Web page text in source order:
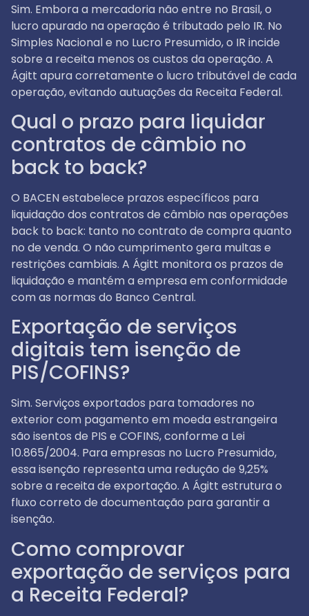
Sim. Embora a mercadoria não entre no Brasil, o
lucro apurado na operação é tributado pelo IR. No
Simples Nacional e no Lucro Presumido, o IR incide
sobre a receita menos os custos da operação. A
Ágitt apura corretamente o lucro tributável de cada
operação, evitando autuações da Receita Federal.
Qual o prazo para liquidar
contratos de câmbio no
back to back?
O BACEN estabelece prazos específicos para
liquidação dos contratos de câmbio nas operações
back to back: tanto no contrato de compra quanto
no de venda. O não cumprimento gera multas e
restrições cambiais. A Ágitt monitora os prazos de
liquidação e mantém a empresa em conformidade
com as normas do Banco Central.
Exportação de serviços
digitais tem isenção de
PIS/COFINS?
Sim. Serviços exportados para tomadores no
exterior com pagamento em moeda estrangeira
são isentos de PIS e COFINS, conforme a Lei
10.865/2004. Para empresas no Lucro Presumido,
essa isenção representa uma redução de 9,25%
sobre a receita de exportação. A Ágitt estrutura o
fluxo correto de documentação para garantir a
isenção.
Como comprovar
exportação de serviços para
a Receita Federal?